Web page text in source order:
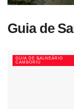
Guia de
GUIA DE BALNEÁRIO
CAMBORIÚ